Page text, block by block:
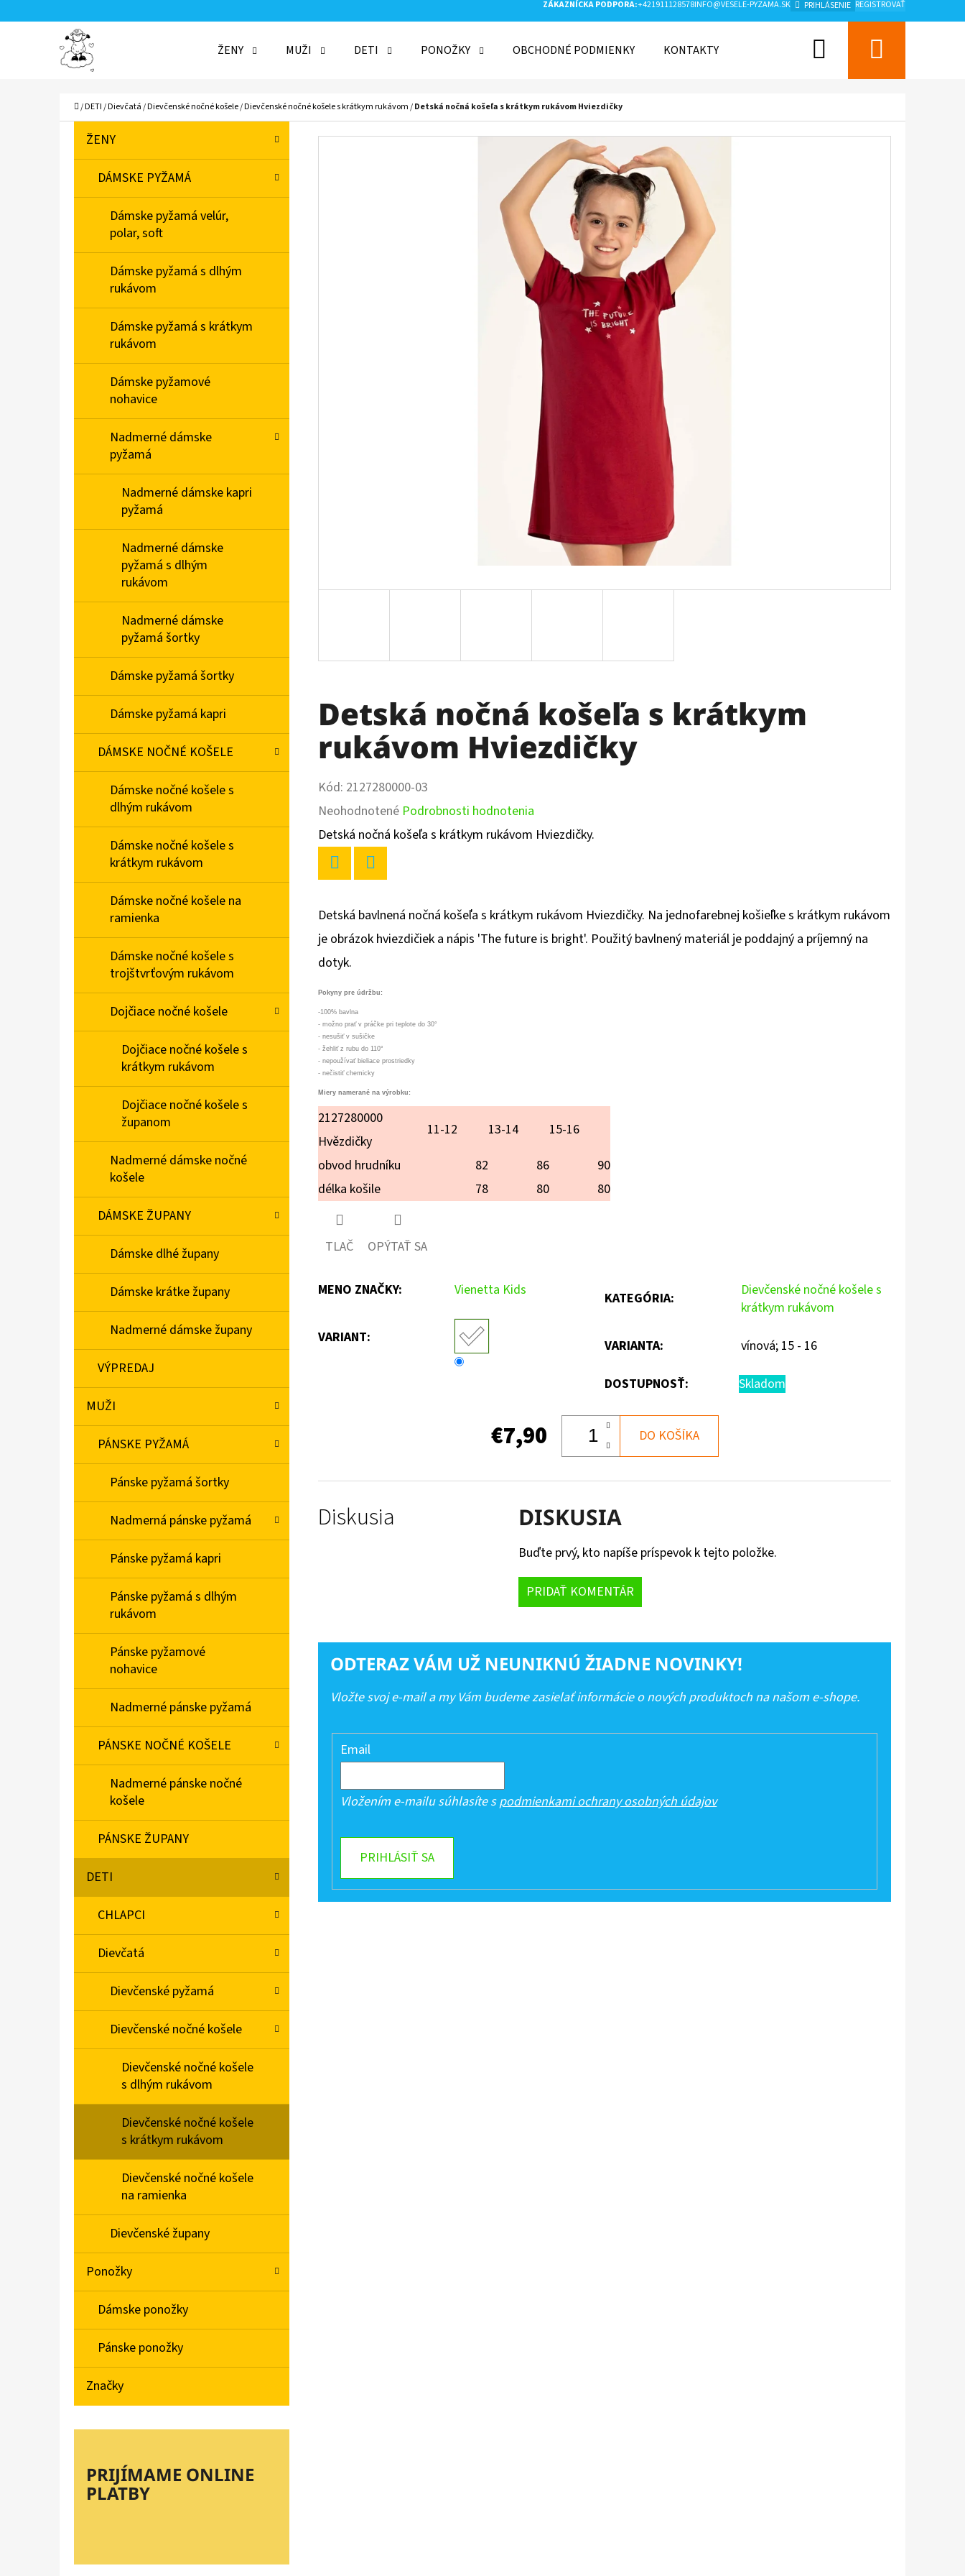
ZÁKAZNÍCKA PODPORA:+421911128578INFO@VESELE-PYZAMA.SK PRIHLÁSENIE REGISTROVAŤ
ŽENY MUŽI DETI PONOŽKY OBCHODNÉ PODMIENKY KONTAKTY Hľadať
Domov
/DETI/Dievčatá/Dievčenské nočné košele/Dievčenské nočné košele s krátkym rukávom/Detská nočná košeľa s krátkym rukávom Hviezdičky
O
N
Preskočiť
kategórie
T
G
I
ŽENY
DÁMSKE PYŽAMÁ
Dámske pyžamá velúr,
polar, soft
Dámske pyžamá s dlhým
rukávom
Dámske pyžamá s krátkym
rukávom
Dámske pyžamové
nohavice
Nadmerné dámske
pyžamá
Nadmerné dámske kapri
pyžamá
Nadmerné dámske
pyžamá s dlhým
rukávom
Nadmerné dámske
pyžamá šortky
Dámske pyžamá šortky
Dámske pyžamá kapri
DÁMSKE NOČNÉ KOŠELE
Dámske nočné košele s
dlhým rukávom
Dámske nočné košele s
krátkym rukávom
Dámske nočné košele na
ramienka
Dámske nočné košele s
trojštvrťovým rukávom
Dojčiace nočné košele
Dojčiace nočné košele s
krátkym rukávom
Dojčiace nočné košele s
županom
Nadmerné dámske nočné
košele
DÁMSKE ŽUPANY
Dámske dlhé župany
Dámske krátke župany
Nadmerné dámske župany
VÝPREDAJ
MUŽI
PÁNSKE PYŽAMÁ
Pánske pyžamá šortky
Nadmerná pánske pyžamá
Pánske pyžamá kapri
Pánske pyžamá s dlhým
rukávom
Pánske pyžamové
nohavice
Nadmerné pánske pyžamá
PÁNSKE NOČNÉ KOŠELE
Nadmerné pánske nočné
košele
PÁNSKE ŽUPANY
DETI
CHLAPCI
Dievčatá
Dievčenské pyžamá
Dievčenské nočné košele
Dievčenské nočné košele
s dlhým rukávom
Dievčenské nočné košele
s krátkym rukávom
Dievčenské nočné košele
na ramienka
Dievčenské župany
Ponožky
Dámske ponožky
Pánske ponožky
Značky
PRIJÍMAME ONLINE
PLATBY
Detská nočná košeľa s krátkym
rukávom Hviezdičky
Kód: 2127280000-03
Priemerné
hodnotenie
produktu
je
z
5
Neohodnotené Podrobnosti hodnotenia
Detská nočná košeľa s krátkym rukávom Hviezdičky.
Detská bavlnená nočná košeľa s krátkym rukávom Hviezdičky. Na jednofarebnej košieľke s krátkym rukávom
je obrázok hviezdičiek a nápis 'The future is bright'. Použitý bavlnený materiál je poddajný a príjemný na
dotyk.
Pokyny pre údržbu:
-100% bavlna
- možno prať v práčke pri teplote do 30°
- nesušiť v sušičke
- žehliť z rubu do 110°
- nepoužívať bieliace prostriedky
- nečistiť chemicky
Miery namerané na výrobku:
2127280000
Hvězdičky
11-12 13-14
15-16
obvod hrudníku
82 86
90
délka košile
78 80 80
TLAČ OPÝTAŤ SA
MENO ZNAČKY: Vienetta Kids
VARIANT:
KATEGÓRIA:
Dievčenské nočné košele s
krátkym rukávom
VARIANTA: vínová; 15 - 16
DOSTUPNOSŤ: Skladom
€7,90 DO KOŠÍKA
Diskusia DISKUSIA
Buďte prvý, kto napíše príspevok k tejto položke.
PRIDAŤ KOMENTÁR
ODTERAZ VÁM UŽ NEUNIKNÚ ŽIADNE NOVINKY!
Vložte svoj e-mail a my Vám budeme zasielať informácie o nových produktoch na našom e-shope.
Email
Vložením e-mailu súhlasíte spodmienkami ochrany osobných údajov
PRIHLÁSIŤ SA
Späť
do
Späť
do
HĽADAŤ
RUKÁVOM VIANOCE
€20,90
PÁNSKA NOČNÁ KOŠEĽA S KRÁTKYM
RUKÁVOM MÉĎA NA BICYKLI